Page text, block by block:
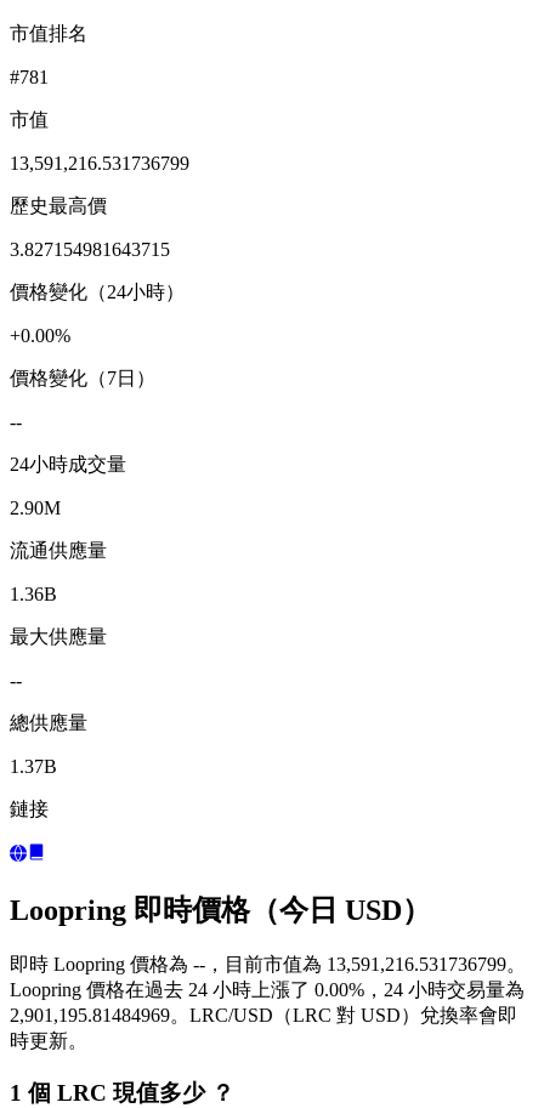
市值排名
#781
市值
13,591,216.531736799
歷史最高價
3.827154981643715
價格變化（24小時）
+0.00%
價格變化（7日）
--
24小時成交量
2.90M
流通供應量
1.36B
最大供應量
--
總供應量
1.37B
鏈接
Loopring 即時價格（今日 USD）
即時 Loopring 價格為 --，目前市值為 13,591,216.531736799。
Loopring 價格在過去 24 小時上漲了 0.00%，24 小時交易量為
2,901,195.81484969。LRC/USD（LRC 對 USD）兌換率會即
時更新。
1 個 LRC 現值多少 ？